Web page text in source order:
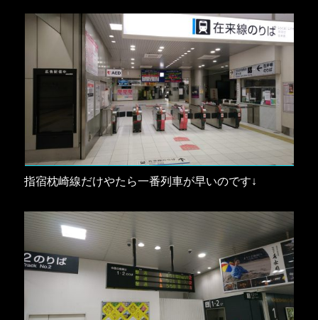
指宿枕崎線だけやたら一番列車が早いのです↓